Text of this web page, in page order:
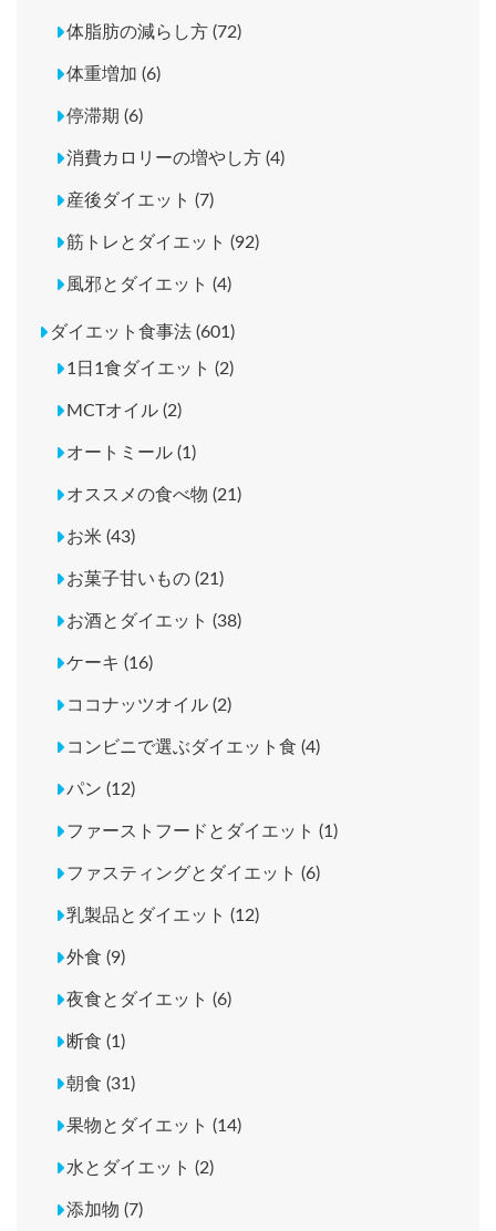
体脂肪の減らし方 (72)
体重増加 (6)
停滞期 (6)
消費カロリーの増やし方 (4)
産後ダイエット (7)
筋トレとダイエット (92)
風邪とダイエット (4)
ダイエット食事法 (601)
1日1食ダイエット (2)
MCTオイル (2)
オートミール (1)
オススメの食べ物 (21)
お米 (43)
お菓子甘いもの (21)
お酒とダイエット (38)
ケーキ (16)
ココナッツオイル (2)
コンビニで選ぶダイエット食 (4)
パン (12)
ファーストフードとダイエット (1)
ファスティングとダイエット (6)
乳製品とダイエット (12)
外食 (9)
夜食とダイエット (6)
断食 (1)
朝食 (31)
果物とダイエット (14)
水とダイエット (2)
添加物 (7)